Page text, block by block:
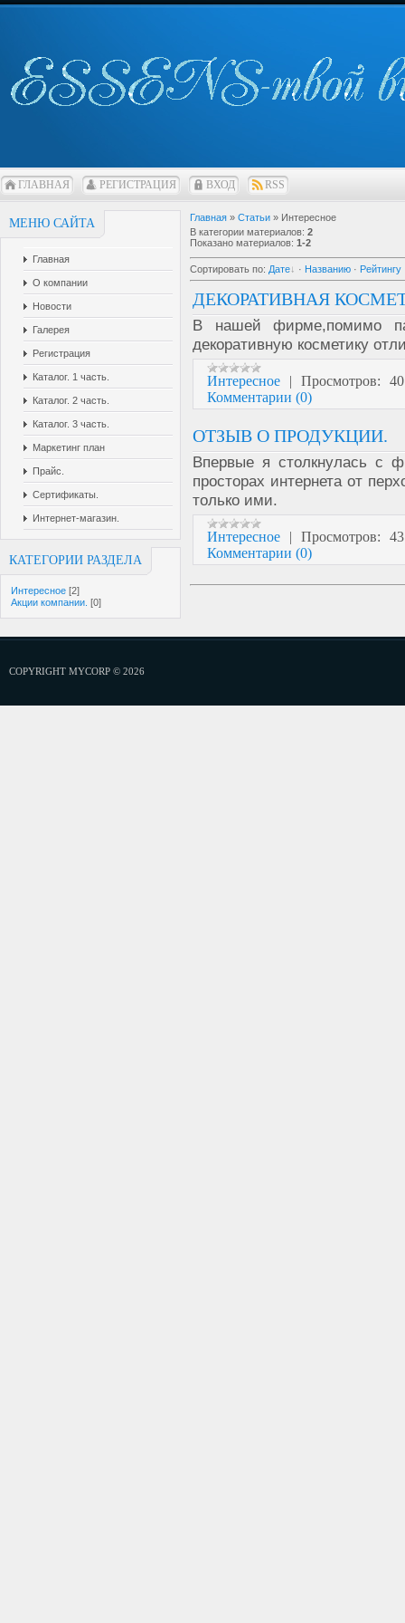
ГЛАВНАЯ РЕГИСТРАЦИЯ ВХОД RSS
МЕНЮ САЙТА
Главная
О компании
Новости
Галерея
Регистрация
Каталог. 1 часть.
Каталог. 2 часть.
Каталог. 3 часть.
Маркетинг план
Прайс.
Сертификаты.
Интернет-магазин.
КАТЕГОРИИ РАЗДЕЛА
Интересное [2]
Акции компании. [0]
Главная » Статьи » Интересное
В категории материалов: 2
Показано материалов: 1-2
Сортировать по: Дате · Названию · Рейтингу
ДЕКОРАТИВНАЯ
В нашей фирме,помимо
декоративную косметику
Интересное | Просмотров: 40
Комментарии (0)
ОТЗЫВ О ПРОДУКЦИИ.
Впервые я столкнулась с
просторах интернета от
только ими.
Интересное | Просмотров: 43
Комментарии (0)
COPYRIGHT MYCORP © 2026